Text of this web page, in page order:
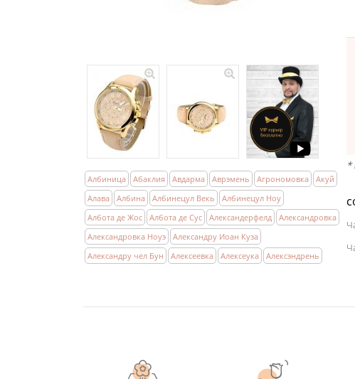
Албиница Абаклия Авдарма Аврэмень Агрономовка
Акуй
Алава
Албина Албинецул Векь
Албинецул Ноу
Албота де Жос
Албота де Сус Александерфелд
Александровка
Александровка Ноуэ
Александру Иоан Куза
Александру чел Бун
Алексеевка Алексеука Алексэндрень
*